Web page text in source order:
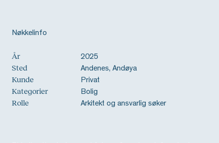
Nøkkelinfo
År 2025
Sted Andenes, Andøya
Kunde Privat
Kategorier Bolig
Rolle Arkitekt og ansvarlig søker